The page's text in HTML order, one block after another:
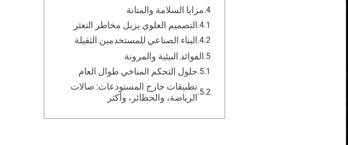
مزايا السلامة والمتانة
التصميم العلوي يزيل مخاطر التعثر
البناء الصناعي للمستخدمين الثقيلة
الفوائد البيئية والمرونة
حلول التحكم المناخي طوال العام
تطبيقات خارج المستودعات: صالات
الرياضة، والحظائر، وأكثر